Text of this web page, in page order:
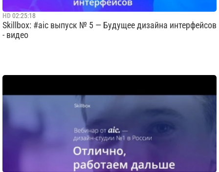
HD 02:25:18
Skillbox: #aic выпуск № 5 — Будущее дизайна интерфейсов
- видео